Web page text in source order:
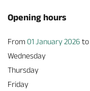
Opening hours
From 01 January 2026 to
Wednesday
Thursday
Friday